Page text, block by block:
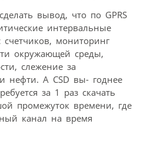
вывод, что по GPRS
интервальные
мониторинг
окружающей среды,
слежение за
нефти. А CSD вы- годнее
за 1 раз скачать
промежуток времени, где
канал на время